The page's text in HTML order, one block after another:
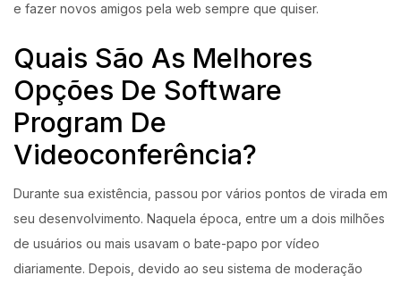
e fazer novos amigos pela web sempre que quiser.
Quais São As Melhores
Opções De Software
Program De
Videoconferência?
Durante sua existência, passou por vários pontos de virada em
seu desenvolvimento. Naquela época, entre um a dois milhões
de usuários ou mais usavam o bate-papo por vídeo
diariamente. Depois, devido ao seu sistema de moderação